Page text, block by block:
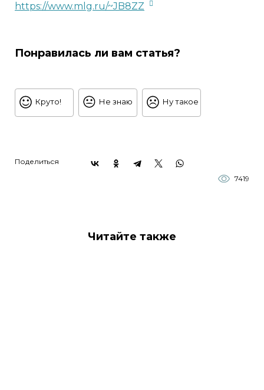
https://www.mlg.ru/~JB8ZZ
Понравилась ли вам статья?
Круто! Не знаю Ну такое
Поделиться
7419
Читайте также